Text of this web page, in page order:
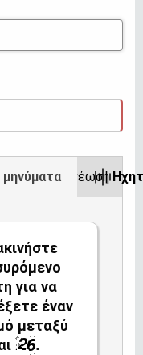
για να
έναν
μεταξύ
.
Ανανέωση